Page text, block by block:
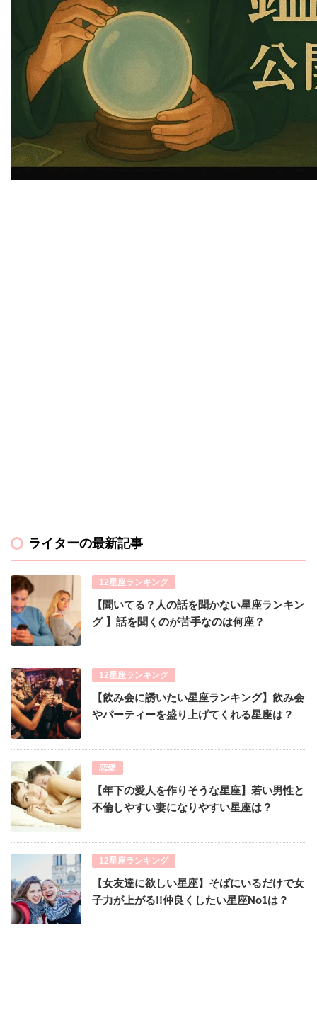
ライターの最新記事
12星座ランキング
【聞いてる？人の話を聞かない星座ランキン
グ 】話を聞くのが苦手なのは何座？
12星座ランキング
【飲み会に誘いたい星座ランキング】飲み会
やパーティーを盛り上げてくれる星座は？
恋愛
【年下の愛人を作りそうな星座】若い男性と
不倫しやすい妻になりやすい星座は？
12星座ランキング
【女友達に欲しい星座】そばにいるだけで女
子力が上がる!!仲良くしたい星座No1は？